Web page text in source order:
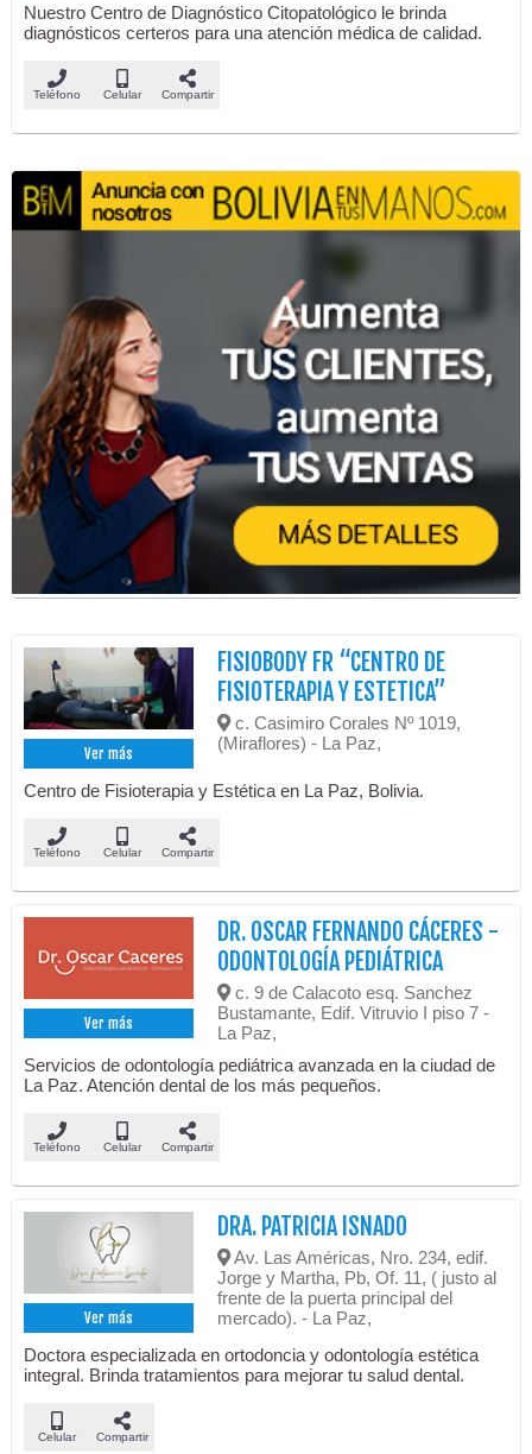
Nuestro Centro de Diagnóstico Citopatológico le brinda
diagnósticos certeros para una atención médica de calidad.
Teléfono Celular Compartir
Ver más
FISIOBODY FR “CENTRO DE
FISIOTERAPIA Y ESTETICA”
c. Casimiro Corales Nº 1019,
(Miraflores) - La Paz,
Centro de Fisioterapia y Estética en La Paz, Bolivia.
Teléfono Celular Compartir
Ver más
DR. OSCAR FERNANDO CÁCERES -
ODONTOLOGÍA PEDIÁTRICA
c. 9 de Calacoto esq. Sanchez
Bustamante, Edif. Vitruvio I piso 7 -
La Paz,
Servicios de odontología pediátrica avanzada en la ciudad de
La Paz. Atención dental de los más pequeños.
Teléfono Celular Compartir
Ver más
DRA. PATRICIA ISNADO
Av. Las Américas, Nro. 234, edif.
Jorge y Martha, Pb, Of. 11, ( justo al
frente de la puerta principal del
mercado). - La Paz,
Doctora especializada en ortodoncia y odontología estética
integral. Brinda tratamientos para mejorar tu salud dental.
Celular Compartir